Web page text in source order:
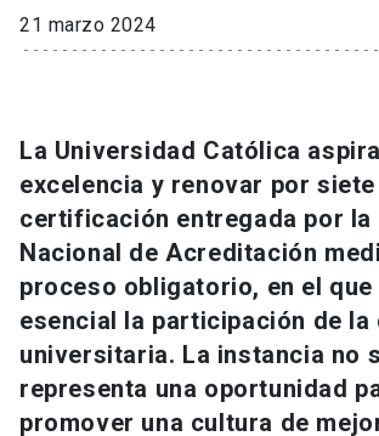
Internacionalización
Vinculación
Universidad
Información para keyboard_arrow_down
Futuros estudiantes
Estudiantes
Go to english site
ACCESOS DIRECTOS
21 marzo 2024
La Universidad Católica
excelencia y renovar por
certificación entregada por la
Nacional de Acreditación
proceso obligatorio, en el
esencial la participación de la
universitaria. La instancia no
representa una oportunidad
promover una cultura de